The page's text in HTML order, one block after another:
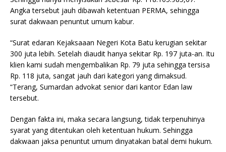
Angka tersebut jauh dibawah ketentuan PERMA, sehingga
surat dakwaan penuntut umum kabur.
“Surat edaran Kejaksaaan Negeri Kota Batu kerugian sekitar
300 juta lebih. Setelah diaudit hanya sekitar Rp. 197 juta-an. Itu
klien kami sudah mengembalikan Rp. 79 juta sehingga tersisa
Rp. 118 juta, sangat jauh dari kategori yang dimaksud.
“Terang, Sumardan advokat senior dari kantor Edan law
tersebut.
Dengan fakta ini, maka secara langsung, tidak terpenuhinya
syarat yang ditentukan oleh ketentuan hukum. Sehingga
dakwaan jaksa penuntut umum dinyatakan batal demi hukum.